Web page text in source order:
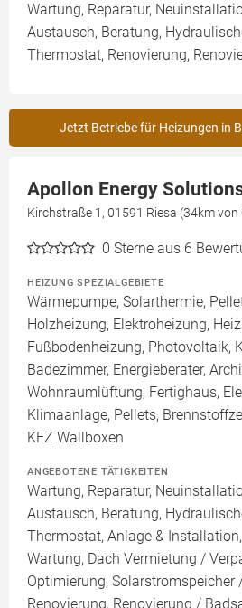
Wartung, Reparatur,
Austausch, Beratung,
Thermostat, Renovierung,
Jetzt Betriebe für Heizungen in
Apollon Energy
Kirchstraße 1, 01591 Riesa (34km
0 Sterne aus 6
HEIZUNG SPEZIALGEBIETE
Wärmepumpe, Solarthermie,
Holzheizung, Elektroheizung,
Fußbodenheizung, Photovoltaik,
Badezimmer, Energieberater,
Wohnraumlüftung, Fertighaus,
Klimaanlage, Pellets,
KFZ Wallboxen
ANGEBOTENE TÄTIGKEITEN
Wartung, Reparatur,
Austausch, Beratung,
Thermostat, Anlage &
Wartung, Dach Vermietung /
Optimierung, Solarstromspeicher
Renovierung, Renovierung /